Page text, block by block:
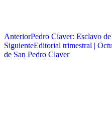
AnteriorPedro Claver: Esclavo
SiguienteEditorial trimestral |
de San Pedro Claver